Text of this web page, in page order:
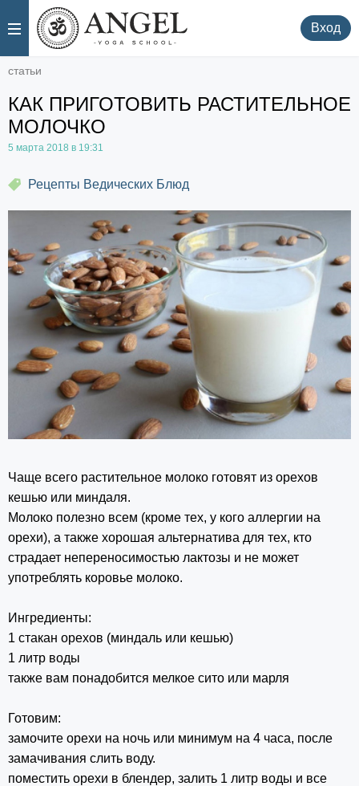
. Вход
статьи
КАК ПРИГОТОВИТЬ РАСТИТЕЛЬНОЕ
МОЛОЧКО
5 марта 2018 в 19:31
Рецепты Ведических Блюд
Чаще всего растительное молоко готовят из орехов
кешью или миндаля.
Молоко полезно всем (кроме тех, у кого аллергии на
орехи), а также хорошая альтернатива для тех, кто
страдает непереносимостью лактозы и не может
употреблять коровье молоко.
Ингредиенты:
1 стакан орехов (миндаль или кешью)
1 литр воды
также вам понадобится мелкое сито или марля
Готовим:
замочите орехи на ночь или минимум на 4 часа, после
замачивания слить воду.
поместить орехи в блендер, залить 1 литр воды и все